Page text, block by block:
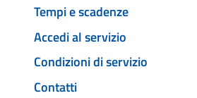
Tempi e scadenze
Accedi al servizio
Condizioni di servizio
Contatti